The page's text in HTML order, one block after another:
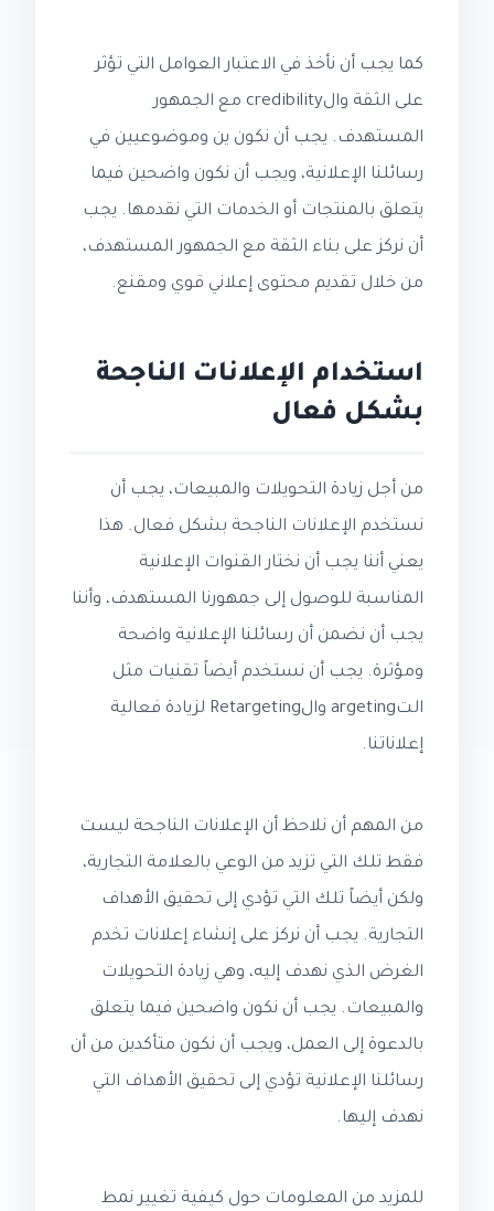
كما يجب أن نأخذ في الاعتبار العوامل التي تؤثر
على الثقة والcredibility مع الجمهور
المستهدف. يجب أن نكون ين وموضوعيين في
رسائلنا الإعلانية، ويجب أن نكون واضحين فيما
يتعلق بالمنتجات أو الخدمات التي نقدمها. يجب
أن نركز على بناء الثقة مع الجمهور المستهدف،
من خلال تقديم محتوى إعلاني قوي ومقنع.
استخدام الإعلانات الناجحة
بشكل فعال
من أجل زيادة التحويلات والمبيعات، يجب أن
نستخدم الإعلانات الناجحة بشكل فعال. هذا
يعني أننا يجب أن نختار القنوات الإعلانية
المناسبة للوصول إلى جمهورنا المستهدف، وأننا
يجب أن نضمن أن رسائلنا الإعلانية واضحة
ومؤثرة. يجب أن نستخدم أيضاً تقنيات مثل
التargeting والRetargeting لزيادة فعالية
إعلاناتنا.
من المهم أن نلاحظ أن الإعلانات الناجحة ليست
فقط تلك التي تزيد من الوعي بالعلامة التجارية،
ولكن أيضاً تلك التي تؤدي إلى تحقيق الأهداف
التجارية. يجب أن نركز على إنشاء إعلانات تخدم
الغرض الذي نهدف إليه، وهي زيادة التحويلات
والمبيعات. يجب أن نكون واضحين فيما يتعلق
بالدعوة إلى العمل، ويجب أن نكون متأكدين من أن
رسائلنا الإعلانية تؤدي إلى تحقيق الأهداف التي
نهدف إليها.
للمزيد من المعلومات حول كيفية تغيير نمط